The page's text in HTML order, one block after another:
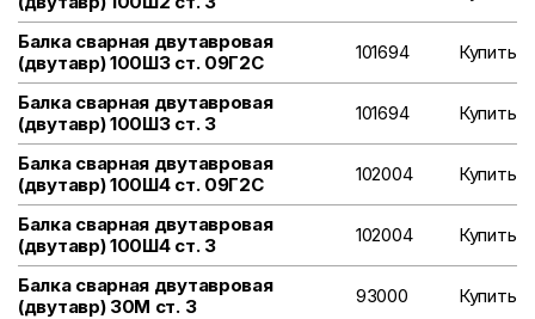
Балка сварная двутавровая
(двутавр) 100Ш3 ст. 09Г2С
101694 Купить
Балка сварная двутавровая
(двутавр) 100Ш3 ст. 3
101694 Купить
Балка сварная двутавровая
(двутавр) 100Ш4 ст. 09Г2С
102004 Купить
Балка сварная двутавровая
(двутавр) 100Ш4 ст. 3
102004 Купить
Балка сварная двутавровая
(двутавр) 30М ст. 3
93000 Купить